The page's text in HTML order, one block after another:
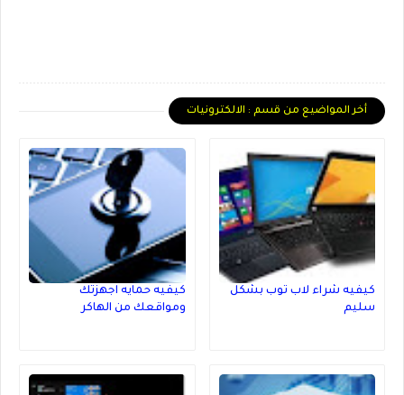
أخر المواضيع من قسم : الالكترونيات
كيفيه شراء لاب توب بشكل
سليم
كيفيه حمايه اجهزتك
ومواقعك من الهاكر